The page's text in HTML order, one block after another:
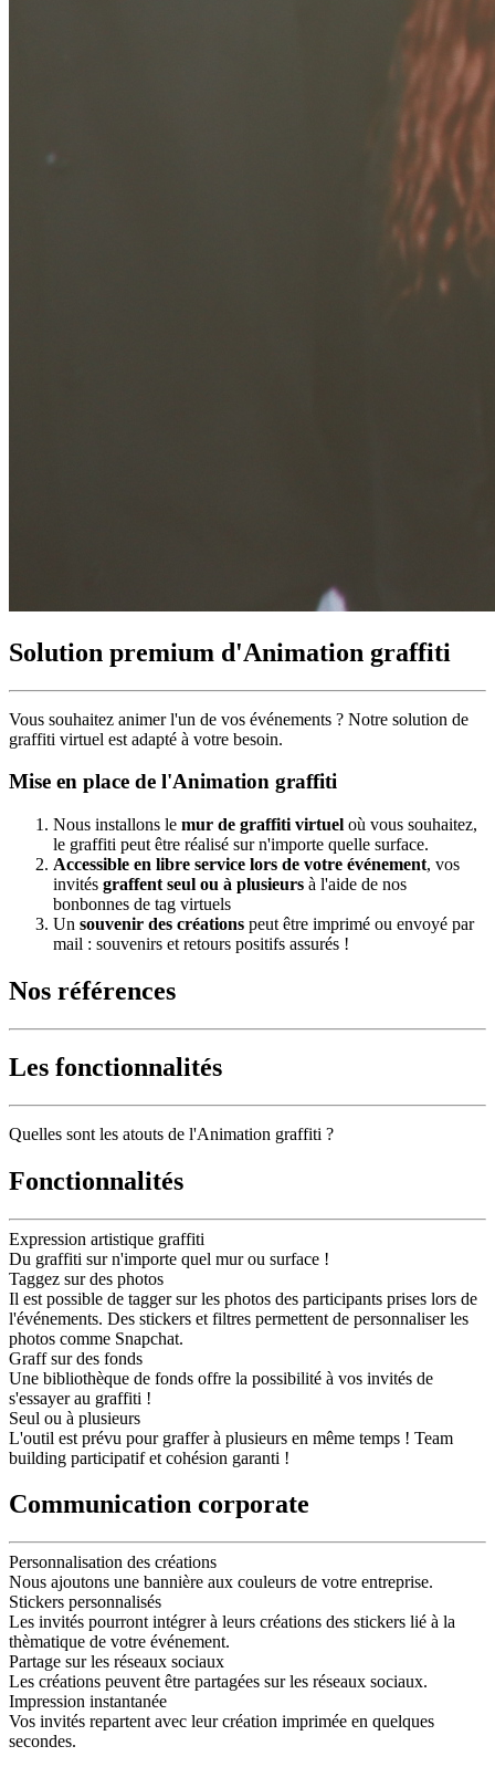
Solution premium d'Animation graffiti
Vous souhaitez animer l'un de vos événements ? Notre solution de
graffiti virtuel est adapté à votre besoin.
Mise en place de l'Animation graffiti
Nous installons le mur de graffiti virtuel où vous souhaitez,
le graffiti peut être réalisé sur n'importe quelle surface.
Accessible en libre service lors de votre événement, vos
invités graffent seul ou à plusieurs à l'aide de nos
bonbonnes de tag virtuels
Un souvenir des créations peut être imprimé ou envoyé par
mail : souvenirs et retours positifs assurés !
Nos références
Les fonctionnalités
Quelles sont les atouts de l'Animation graffiti ?
Fonctionnalités
Expression artistique graffiti
Du graffiti sur n'importe quel mur ou surface !
Taggez sur des photos
Il est possible de tagger sur les photos des participants prises lors de
l'événements. Des stickers et filtres permettent de personnaliser les
photos comme Snapchat.
Graff sur des fonds
Une bibliothèque de fonds offre la possibilité à vos invités de
s'essayer au graffiti !
Seul ou à plusieurs
L'outil est prévu pour graffer à plusieurs en même temps ! Team
building participatif et cohésion garanti !
Communication corporate
Personnalisation des créations
Nous ajoutons une bannière aux couleurs de votre entreprise.
Stickers personnalisés
Les invités pourront intégrer à leurs créations des stickers lié à la
thèmatique de votre événement.
Partage sur les réseaux sociaux
Les créations peuvent être partagées sur les réseaux sociaux.
Impression instantanée
Vos invités repartent avec leur création imprimée en quelques
secondes.